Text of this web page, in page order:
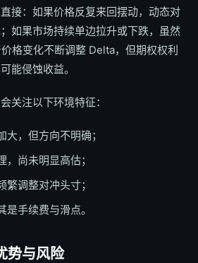
接：如果价格反复来回摆动，动态对
如果市场持续单边拉升或下跌，虽然
格变化不断调整 Delta，但期权权利
能侵蚀收益。
关注以下环境特征：
，但方向不明确；
尚未明显高估；
调整对冲头寸；
是手续费与滑点。
势与风险